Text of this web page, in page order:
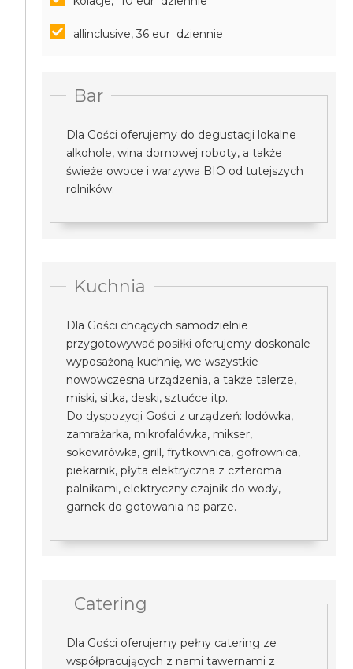
allinclusive, 36 eur dziennie
Bar
Dla Gości oferujemy do degustacji lokalne
alkohole, wina domowej roboty, a także
świeże owoce i warzywa BIO od tutejszych
rolników.
Kuchnia
Dla Gości chcących samodzielnie
przygotowywać posiłki oferujemy doskonale
wyposażoną kuchnię, we wszystkie
nowowczesna urządzenia, a także talerze,
miski, sitka, deski, sztućce itp.
Do dyspozycji Gości z urządzeń: lodówka,
zamrażarka, mikrofalówka, mikser,
sokowirówka, grill, frytkownica, gofrownica,
piekarnik, płyta elektryczna z czteroma
palnikami, elektryczny czajnik do wody,
garnek do gotowania na parze.
Catering
Dla Gości oferujemy pełny catering ze
współpracujących z nami tawernami z